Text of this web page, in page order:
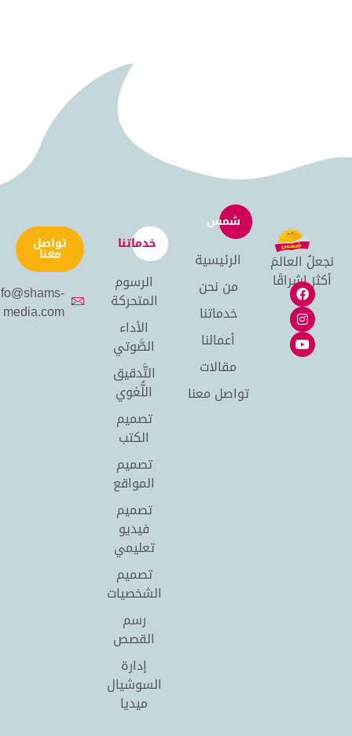
نجعلُ العالمَ
أكثرَ إشراقًا
شمس
الرئيسية
من نحن
خدماتنا
أعمالنا
مقالات
تواصل معنا
خدماتنا
الرسوم
المتحركة
الأداء
الصَّوتي
التَّدقيق
اللُّغوي
تصميم
الكتب
تصميم
المواقع
تصميم
فيديو
تعليمي
تصميم
الشخصيات
رسم
القصص
إدارة
السوشيال
ميديا
تواصل
معنا
info@shams-
media.com